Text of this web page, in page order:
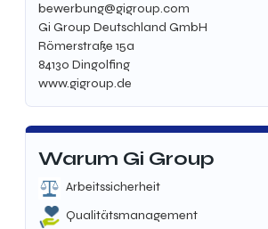
bewerbung@gigroup.com
Gi Group Deutschland GmbH
Römerstraße 15a
84130 Dingolfing
www.gigroup.de
Warum Gi Group
Arbeitssicherheit
Qualitätsmanagement